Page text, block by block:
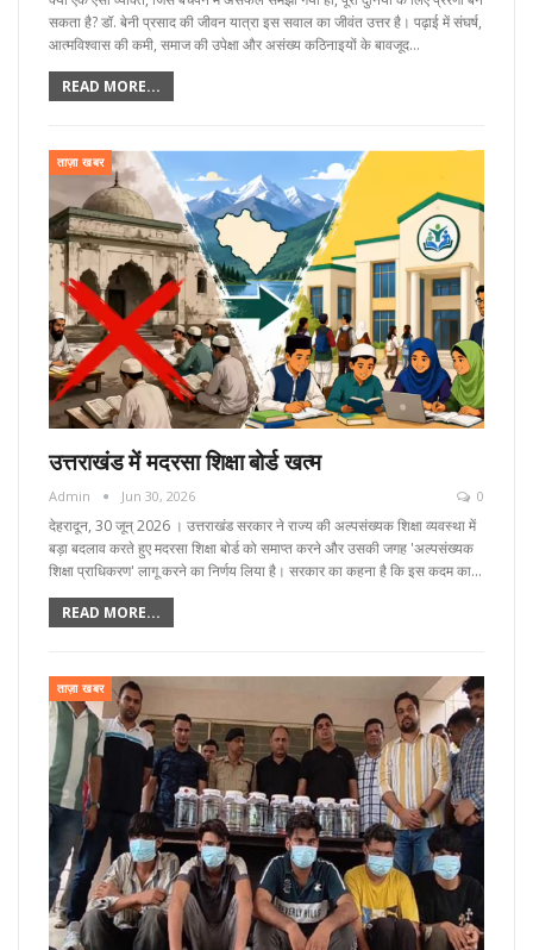
सकता है? डॉ. बेनी प्रसाद की जीवन यात्रा इस सवाल का जीवंत उत्तर है। पढ़ाई में संघर्ष,
आत्मविश्वास की कमी, समाज की उपेक्षा और असंख्य कठिनाइयों के बावजूद…
READ MORE...
ताज़ा खबर
उत्तराखंड में मदरसा शिक्षा बोर्ड खत्म
Admin Jun 30, 2026 0
देहरादून, 30 जून्‌ 2026 । उत्तराखंड सरकार ने राज्य की अल्पसंख्यक शिक्षा व्यवस्था में
बड़ा बदलाव करते हुए मदरसा शिक्षा बोर्ड को समाप्त करने और उसकी जगह 'अल्पसंख्यक
शिक्षा प्राधिकरण' लागू करने का निर्णय लिया है। सरकार का कहना है कि इस कदम का…
READ MORE...
ताज़ा खबर